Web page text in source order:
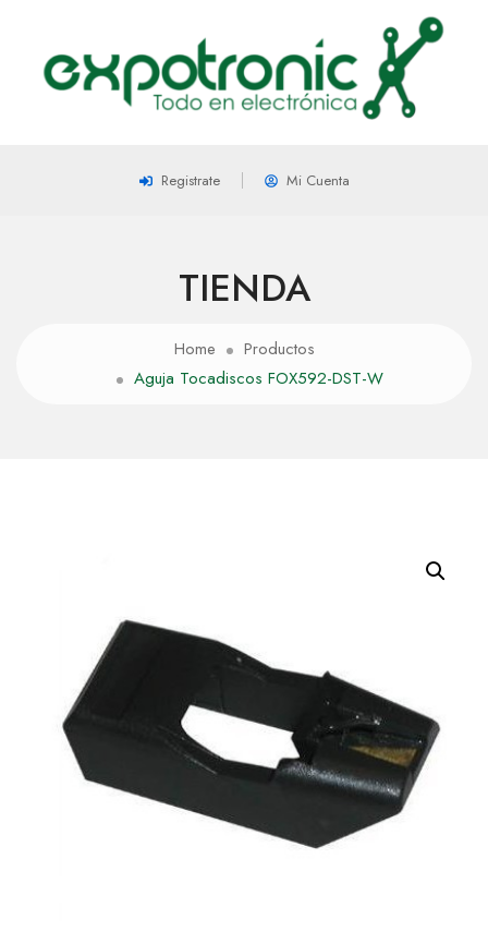
Registrate Mi Cuenta
TIENDA
Home
Productos
Aguja Tocadiscos FOX592-DST-W